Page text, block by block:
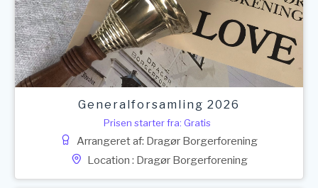
Generalforsamling 2026
Prisen starter fra: Gratis
Arrangeret af: Dragør Borgerforening
Location : Dragør Borgerforening